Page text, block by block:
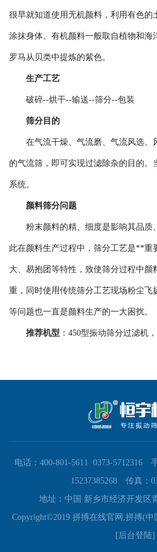
很早就知道使用无机颜料，利用有色的
涂抹身体。有机颜料一般取自植物和海
罗马从贝类中提炼的紫色。
生产工艺
破碎--烘干--输送--筛分--包装
筛分目的
在气流干燥、气流磨、气流风选、
的气流筛，即可实现过滤除杂的目的。
系统。
颜料筛分问题
粉末颜料的精、细度是影响其品质
此在颜料生产过程中，筛分工艺是**重
大、易抱团等特性，致使筛分过程中颜
重，同时使用传统筛分工艺现场粉尘飞
等问题也一直是颜料生产的一大困扰。
推荐机型 ：450型振动筛分过滤机
电话：400-801-5611 0373-5712316
15237385268 传真：
地址：中国 新乡市经济开发区
Copyright©2019 拼搏在线官网,拼搏(
[后台登陆]